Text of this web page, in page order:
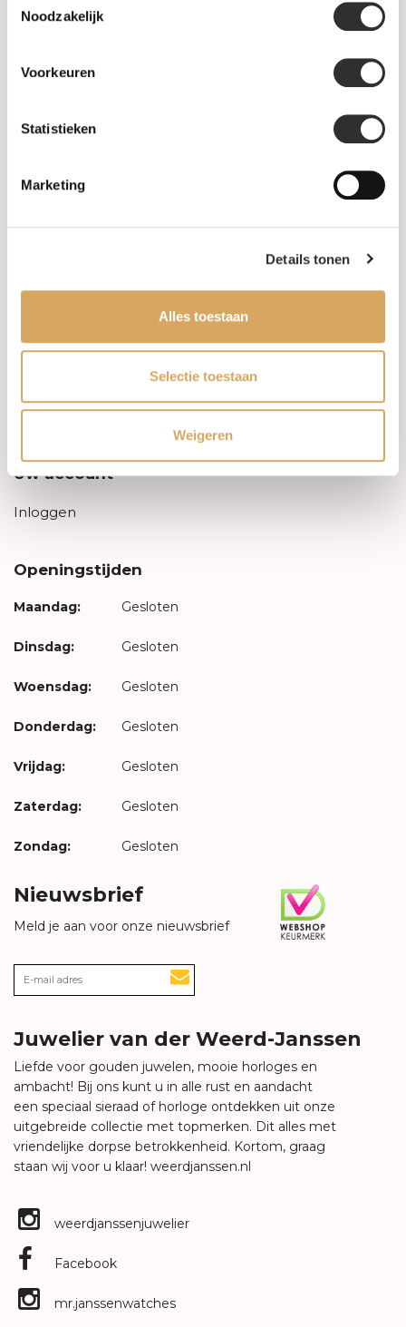
Noodzakelijk
Voorkeuren
Statistieken
Marketing
Details tonen
Alles toestaan
Selectie toestaan
Weigeren
Informatie
Leveringsvoorwaarden
Privacy Policy
Uw account
Inloggen
Openingstijden
Maandag: Gesloten
Dinsdag: Gesloten
Woensdag: Gesloten
Donderdag: Gesloten
Vrijdag: Gesloten
Zaterdag: Gesloten
Zondag: Gesloten
Nieuwsbrief
Meld je aan voor onze nieuwsbrief
Juwelier van der Weerd-Janssen
Liefde voor gouden juwelen, mooie horloges en
ambacht! Bij ons kunt u in alle rust en aandacht
een speciaal sieraad of horloge ontdekken uit onze
uitgebreide collectie met topmerken. Dit alles met
vriendelijke dorpse betrokkenheid. Kortom, graag
staan wij voor u klaar! weerdjanssen.nl
weerdjanssenjuwelier
Facebook
mr.janssenwatches